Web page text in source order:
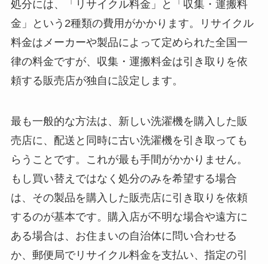
処分には、「リサイクル料金」と「収集・運搬料
金」という2種類の費用がかかります。リサイクル
料金はメーカーや製品によって定められた全国一
律の料金ですが、収集・運搬料金は引き取りを依
頼する販売店が独自に設定します。
最も一般的な方法は、新しい洗濯機を購入した販
売店に、配送と同時に古い洗濯機を引き取っても
らうことです。これが最も手間がかかりません。
もし買い替えではなく処分のみを希望する場合
は、その製品を購入した販売店に引き取りを依頼
するのが基本です。購入店が不明な場合や遠方に
ある場合は、お住まいの自治体に問い合わせる
か、郵便局でリサイクル料金を支払い、指定の引